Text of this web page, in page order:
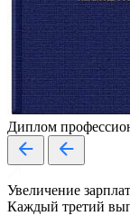
Диплом
Увеличение
Каждый третий